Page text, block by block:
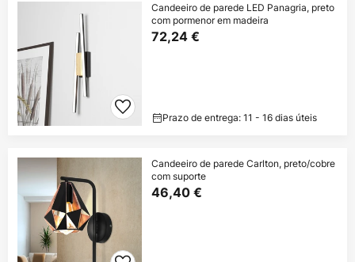
Candeeiro de parede LED Panagria, preto
com pormenor em madeira
72,24 €
Prazo de entrega: 11 - 16 dias úteis
Candeeiro de parede Carlton, preto/cobre
com suporte
46,40 €